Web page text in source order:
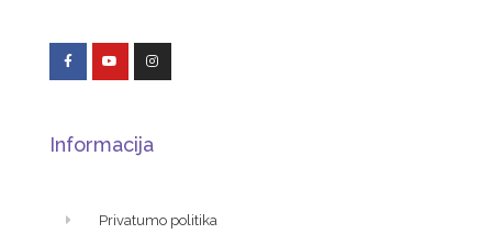
Informacija
Privatumo politika